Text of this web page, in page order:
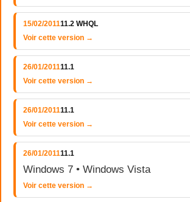
15/02/201111.2 WHQL
Voir cette version →
26/01/201111.1
Voir cette version →
26/01/201111.1
Voir cette version →
26/01/201111.1
Windows 7 • Windows Vista
Voir cette version →